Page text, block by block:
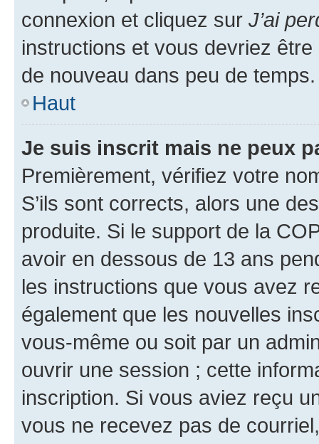
connexion et cliquez sur J’ai
instructions et vous devriez
de nouveau dans peu de temps.
Haut
Je suis inscrit mais ne peux
Premièrement, vérifiez votre
S’ils sont corrects, alors une
produite. Si le support de la
avoir en dessous de 13 ans
les instructions que vous avez
également que les nouvelles
vous-même ou soit par un
ouvrir une session ; cette
inscription. Si vous aviez reçu
vous ne recevez pas de